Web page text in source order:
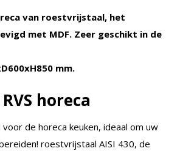
van roestvrijstaal, het
met MDF. Zeer geschikt in de
mm.
horeca
de horeca keuken, ideaal om uw
roestvrijstaal AISI 430, de